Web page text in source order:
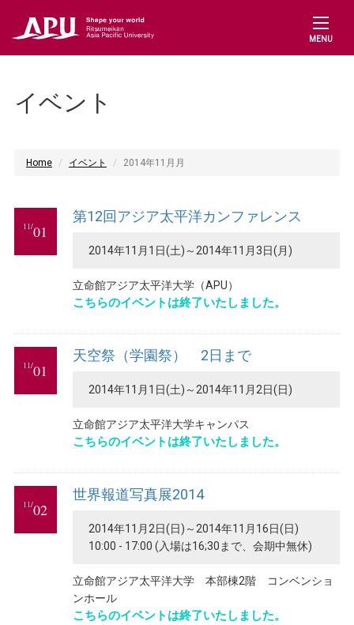
MENU
イベント
Home イベント 2014年11月月
11/01
第12回アジア太平洋カンファレンス
2014年11月1日(土)～2014年11月3日(月)
立命館アジア太平洋大学（APU）
こちらのイベントは終了いたしました。
11/01
天空祭（学園祭） 2日まで
2014年11月1日(土)～2014年11月2日(日)
立命館アジア太平洋大学キャンパス
こちらのイベントは終了いたしました。
11/02
世界報道写真展2014
2014年11月2日(日)～2014年11月16日(日)
10:00 - 17:00 (入場は16;30まで、会期中無休)
立命館アジア太平洋大学 本部棟2階 コンベンショ
ンホール
こちらのイベントは終了いたしました。